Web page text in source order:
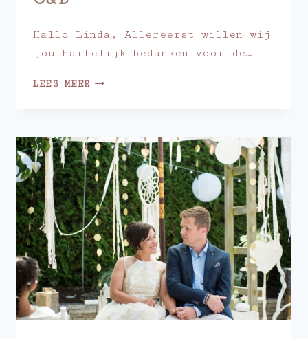
Hallo Linda, Allereerst willen wij
jou hartelijk bedanken voor de…
LEES MEER C&B